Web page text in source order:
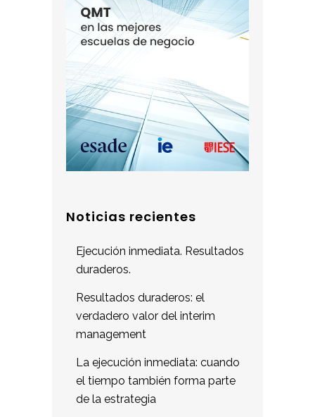
Noticias recientes
Ejecución inmediata. Resultados
duraderos.
Resultados duraderos: el
verdadero valor del interim
management
La ejecución inmediata: cuando
el tiempo también forma parte
de la estrategia